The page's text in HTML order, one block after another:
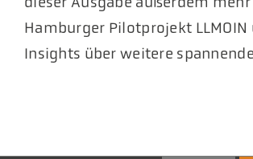
Hamburger Pilotprojekt LLMOIN
Insights über weitere